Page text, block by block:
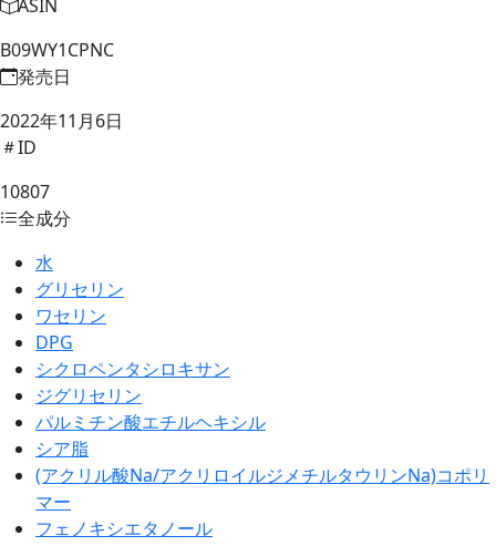
ASIN
B09WY1CPNC
発売日
2022年11月6日
ID
10807
全成分
水
グリセリン
ワセリン
DPG
シクロペンタシロキサン
ジグリセリン
パルミチン酸エチルヘキシル
シア脂
(アクリル酸Na/アクリロイルジメチルタウリンNa)コポリ
マー
フェノキシエタノール